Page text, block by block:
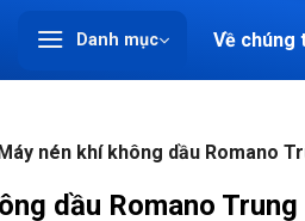
Danh mục Về chúng
nén khí không dầu Romano
dầu Romano